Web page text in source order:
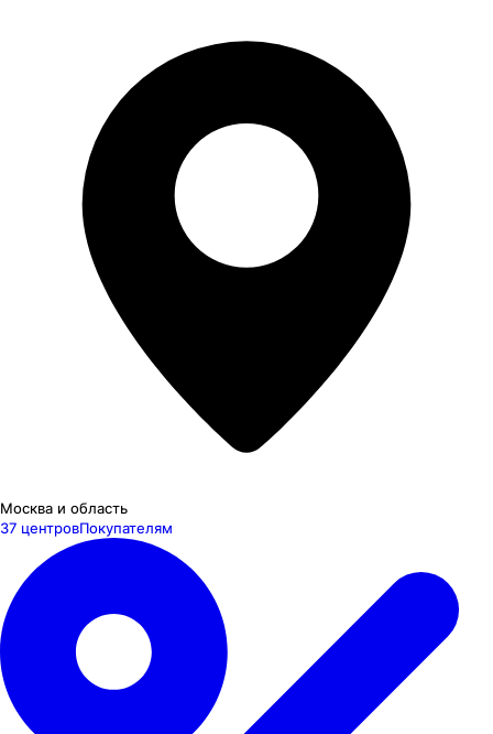
Москва и область
37 центровПокупателям